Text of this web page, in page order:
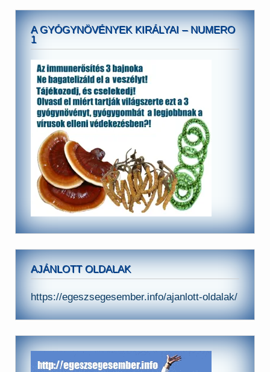
A GYÓGYNÖVÉNYEK KIRÁLYAI – NUMERO
1
AJÁNLOTT OLDALAK
https://egeszsegesember.info/ajanlott-oldalak/